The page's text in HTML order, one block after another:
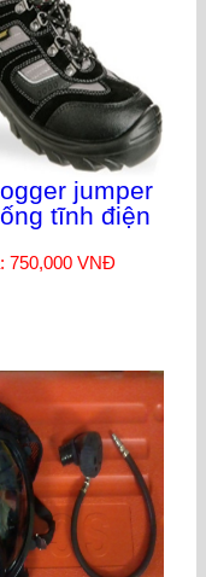
jumper
tĩnh điện
750,000 VNĐ